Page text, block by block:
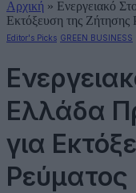
Αρχική » Ενεργειακό
Εκτόξευση της Ζήτησης
Editor's Picks GREEN BUSINESS
Ελλάδα
για
Ρεύματος